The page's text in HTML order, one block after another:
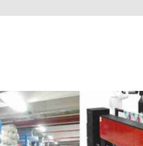
ve etkinliklerinde tribünlerde
gösterir. Bu bayraklar,
Galatasaray Bayrağı, Fenerbahçe